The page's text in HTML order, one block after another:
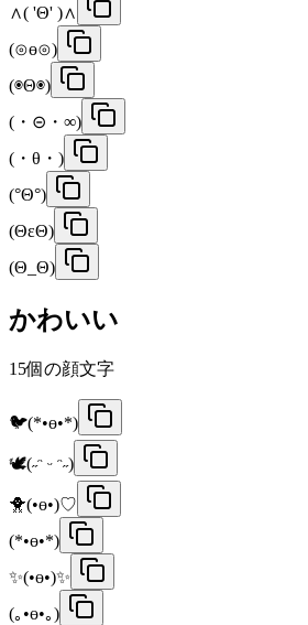
∧( 'Θ' )∧
(⊙ө⊙)
(◉Θ◉)
(・⊝・∞)
(・θ・)
(°Θ°)
(ΘεΘ)
(Θ_Θ)
かわいい
15個の顔文字
🐦(*•ө•*)
🕊️(˶ᵔ ᵕ ᵔ˶)
🐥(•ө•)♡
(*•ө•*)
✨(•ө•)✨
(｡•ө•｡)